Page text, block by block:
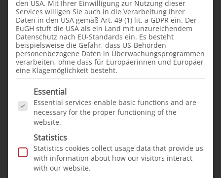
From our projects
· 25.04.2024
Cleft lip and palate treatment
Successful conclusion:
is the outcome of our
den USA. Mit Ihrer Einwilligung zur Nutzung dieser
Services willigen Sie auch in die Verarbeitung Ihrer
Daten in den USA gemäß Art. 49 (1) lit. a GDPR ein. Der
EuGH stuft die USA als ein Land mit unzureichendem
Datenschutz nach EU-Standards ein. Es besteht
beispielsweise die Gefahr, dass US-Behörden
personenbezogene Daten in Überwachungsprogrammen
verarbeiten, ohne dass für Europäerinnen und Europäer
eine Klagemöglichkeit besteht.
Es folgt eine Liste der Service-Gruppen, für die
Essential
Essential services enable basic functions and are
necessary for the proper functioning of the
website.
Statistics
Statistics cookies collect usage data that provide us
with information about how our visitors interact
with our website.